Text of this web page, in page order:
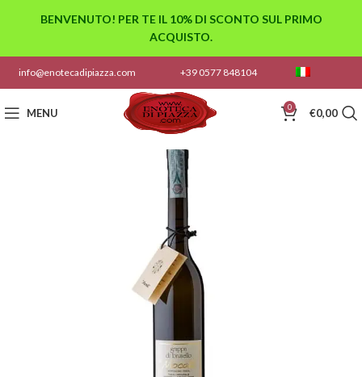
info@enotecadipiazza.com +39 0577 848104
MENU 0 €0,00
BENVENUTO! PER TE IL 10% DI SCONTO SUL PRIMO
ACQUISTO.